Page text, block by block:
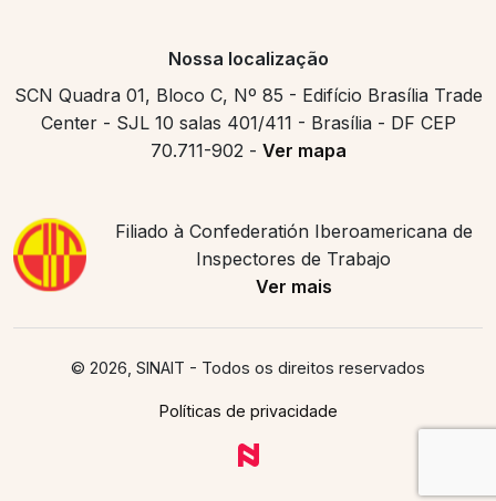
Nossa localização
SCN Quadra 01, Bloco C, Nº 85 - Edifício Brasília Trade
Center - SJL 10 salas 401/411 - Brasília - DF CEP
70.711-902 - Ver mapa
Filiado à Confederatión Iberoamericana de
Inspectores de Trabajo
Ver mais
© 2026, SINAIT - Todos os direitos reservados
Políticas de privacidade